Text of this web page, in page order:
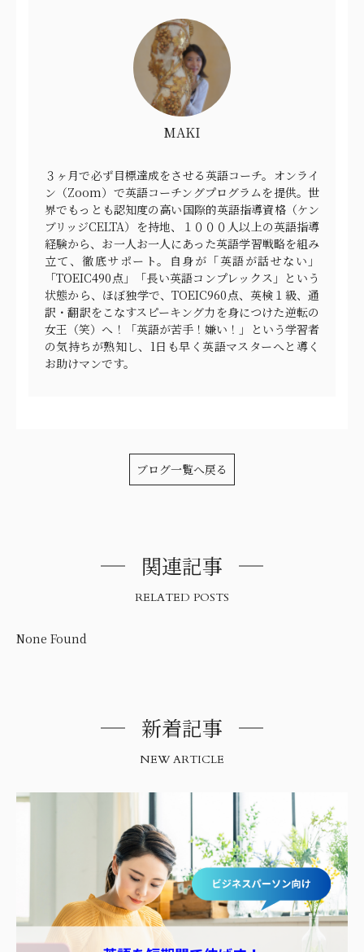
MAKI
３ヶ月で必ず目標達成をさせる英語コーチ。オンライ
ン（Zoom）で英語コーチングプログラムを提供。世
界でもっとも認知度の高い国際的英語指導資格（ケン
ブリッジCELTA）を持地、１０００人以上の英語指導
経験から、お一人お一人にあった英語学習戦略を組み
立て、徹底サポート。自身が「英語が話せない」
「TOEIC490点」「長い英語コンプレックス」という
状態から、ほぼ独学で、TOEIC960点、英検１級、通
訳・翻訳をこなすスピーキング力を身につけた逆転の
女王（笑）へ！「英語が苦手！嫌い！」という学習者
の気持ちが熟知し、1日も早く英語マスターへと導く
お助けマンです。
ブログ一覧へ戻る
関連記事
RELATED POSTS
None Found
新着記事
NEW ARTICLE